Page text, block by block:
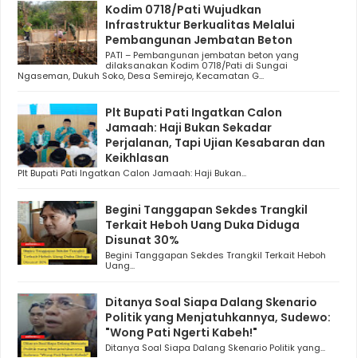
Kodim 0718/Pati Wujudkan
Infrastruktur Berkualitas Melalui
Pembangunan Jembatan Beton
PATI – Pembangunan jembatan beton yang
dilaksanakan Kodim 0718/Pati di Sungai
Ngaseman, Dukuh Soko, Desa Semirejo, Kecamatan G...
Plt Bupati Pati Ingatkan Calon
Jamaah: Haji Bukan Sekadar
Perjalanan, Tapi Ujian Kesabaran dan
Keikhlasan
Plt Bupati Pati Ingatkan Calon Jamaah: Haji Bukan...
Begini Tanggapan Sekdes Trangkil
Terkait Heboh Uang Duka Diduga
Disunat 30%
Begini Tanggapan Sekdes Trangkil Terkait Heboh
Uang...
Ditanya Soal Siapa Dalang Skenario
Politik yang Menjatuhkannya, Sudewo:
"Wong Pati Ngerti Kabeh!"
Ditanya Soal Siapa Dalang Skenario Politik yang...